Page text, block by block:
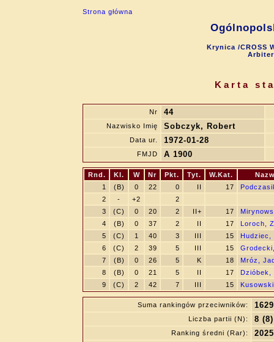
Strona główna
Krynica /CROSS
Karta
Nr 44
Nazwisko Imię Sobczyk, Robert
Data ur. 1972-01-28
FMJD A 1900
Rnd. Kl. W Nr Pkt. Tyt. W.Kat.
1
(B) 0 22 0 II 17
2
- +2
2
3
(C) 0 20 2 II+ 17
4
(B) 0 37 2 II 17
Loroch,
5
(C) 1 40 3 III 15
Hudziec,
6
(C) 2 39 5 III 15
7
(B) 0 26 5 K 18
Mróz,
8
(B) 0 21 5 II 17
Dzióbek,
9
(C) 2 42 7 III 15
Suma rankingów przeciwników:
Liczba partii (N): 8 (8)
Ranking średni (Rar): 2025